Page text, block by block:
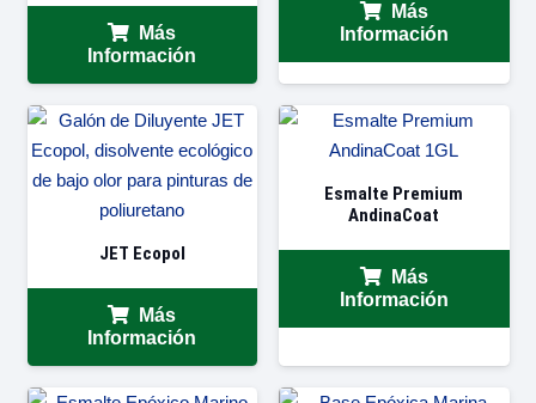
Más
Información
Más
Información
JET Ecopol
Más
Información
Esmalte Premium
AndinaCoat
Más
Información